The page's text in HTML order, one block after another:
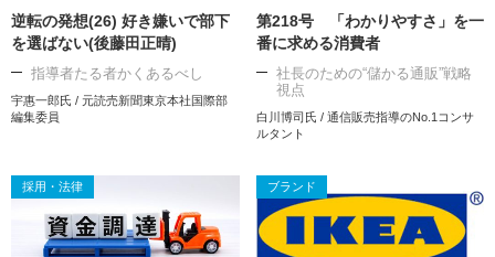
逆転の発想(26) 好き嫌いで部下
を選ばない(後藤田正晴)
指導者たる者かくあるべし
宇惠一郎氏 / 元読売新聞東京本社国際部
編集委員
第218号 「わかりやすさ」を一
番に求める消費者
社長のための“儲かる通販”戦略
視点
白川博司氏 / 通信販売指導のNo.1コンサ
ルタント
採用・法律 ブランド